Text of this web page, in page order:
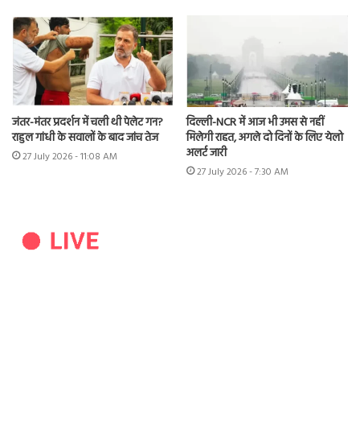
जंतर-मंतर प्रदर्शन में चली थी पेलेट गन?
राहुल गांधी के सवालों के बाद जांच तेज
27 July 2026 - 11:08 AM
दिल्ली-NCR में आज भी उमस से नहीं
मिलेगी राहत, अगले दो दिनों के लिए येलो
अलर्ट जारी
27 July 2026 - 7:30 AM